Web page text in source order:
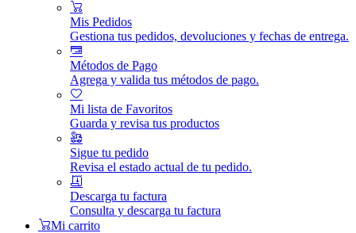
Mis Pedidos
Gestiona tus pedidos, devoluciones y fechas de entrega.
Métodos de Pago
Agrega y valida tus métodos de pago.
Mi lista de Favoritos
Guarda y revisa tus productos
Sigue tu pedido
Revisa el estado actual de tu pedido.
Descarga tu factura
Consulta y descarga tu factura
Mi carrito